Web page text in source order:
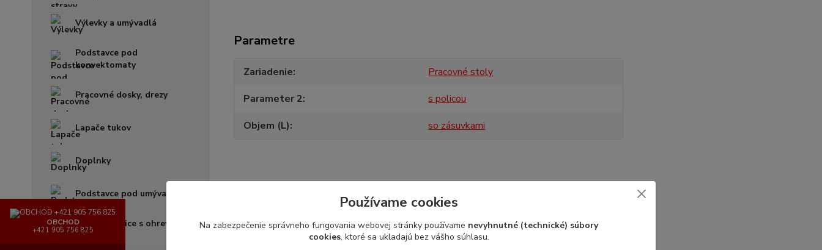
Výlevky a umývadlá
Podstavce pod
konvektomaty
Pracovné dosky, drezy
Lapače tukov
Doplnky
Podstavce pod umývačky
Stolové police s ohrevom
(infraohrev)
Parametre
Zariadenie
Pracovné stoly
Parameter 2
s policou
Objem (L)
so zásuvkami
Nerezový nábytok Pracovné stoly
OBCHOD
+421 905 756 825
Používame cookies
Na zabezpečenie správneho fungovania webovej stránky používame nevyhnutné (technické) súbory
cookies, ktoré sa ukladajú bez vášho súhlasu.